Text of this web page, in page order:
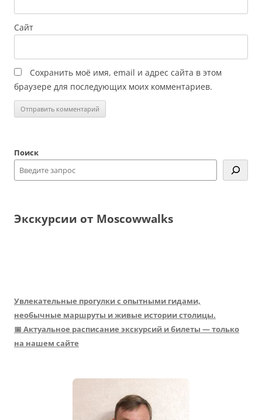
Сайт
Сохранить моё имя, email и адрес сайта в этом
браузере для последующих моих комментариев.
Поиск
Экскурсии от Moscowwalks
Увлекательные прогулки с опытными гидами,
необычные маршруты и живые истории столицы.
📅 Актуальное расписание экскурсий и билеты — только
на нашем сайте